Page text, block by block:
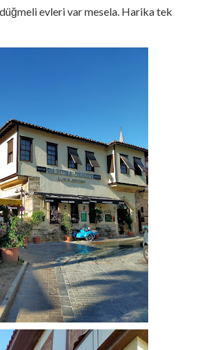
düğmeli evleri var mesela. Harika tek